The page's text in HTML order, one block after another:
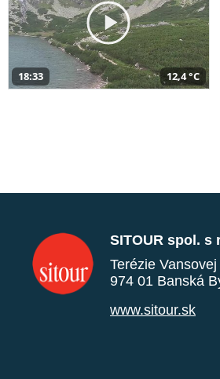
18:33 12,4 °C
SITOUR spol. s
Terézie
974 01 Banská
www.sitour.sk